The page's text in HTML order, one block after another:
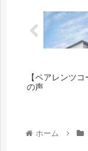
【ペアレンツ
の声
ホーム